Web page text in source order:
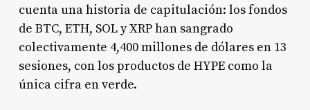
cuenta una historia de capitulación: los fondos
de BTC, ETH, SOL y XRP han sangrado
colectivamente 4,400 millones de dólares en 13
sesiones, con los productos de HYPE como la
única cifra en verde.